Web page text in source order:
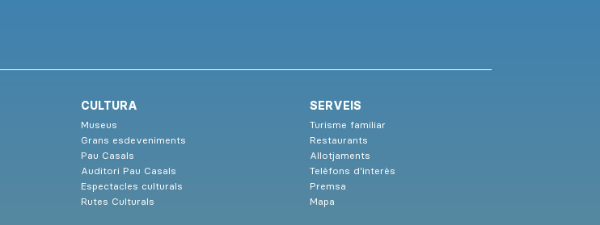
CULTURA
Museus
Grans esdeveniments
Pau Casals
Auditori Pau Casals
Espectacles culturals
Rutes Culturals
SERVEIS
Turisme familiar
Restaurants
Allotjaments
Telèfons d’interès
Premsa
Mapa